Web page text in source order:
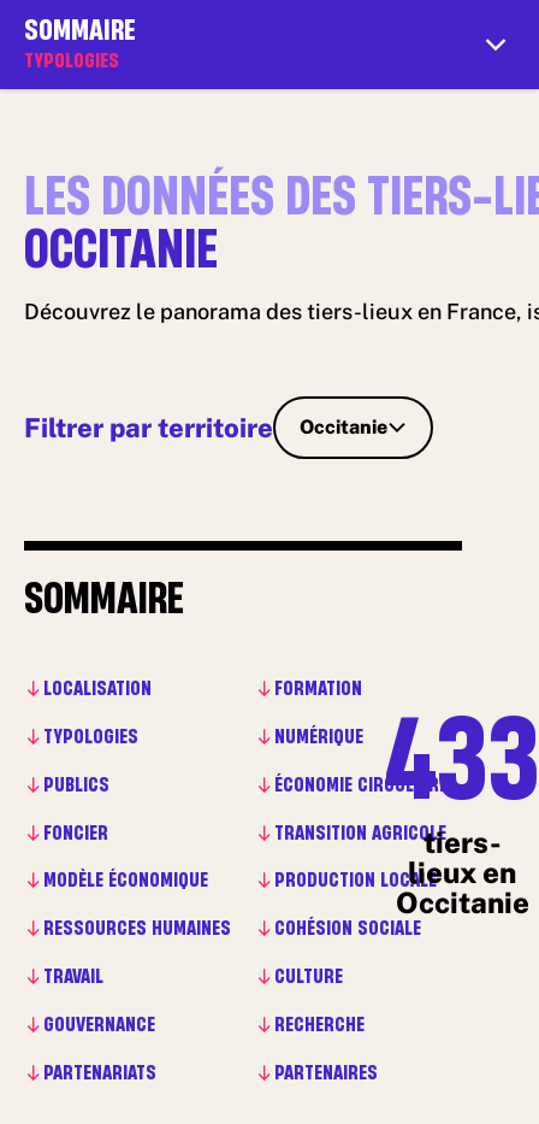
LES DONNÉES DES TIERS-
OCCITANIE
Découvrez le panorama des tiers-lieux en France,
Filtrer par territoire Occitanie
SOMMAIRE
LOCALISATION
TYPOLOGIES
PUBLICS
FONCIER
MODÈLE ÉCONOMIQUE
RESSOURCES HUMAINES
TRAVAIL
GOUVERNANCE
PARTENARIATS
FORMATION
NUMÉRIQUE
ÉCONOMIE CIRCULAIRE
TRANSITION AGRICOLE
PRODUCTION LOCALE
COHÉSION SOCIALE
CULTURE
RECHERCHE
PARTENAIRES
SOMMAIRE
TYPOLOGIES
PARTENARIATS
433
tiers-
lieux en
Occitanie